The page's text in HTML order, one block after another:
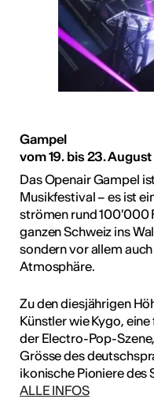
Gampel
vom 19. bis 23.
Das Openair Gampel
Musikfestival – es ist
strömen rund 100'000
ganzen Schweiz ins
sondern vor allem
Atmosphäre.
Zu den diesjährigen
Künstler wie Kygo,
der Electro-Pop-
Grösse des
ikonische Pioniere des
ALLE INFOS